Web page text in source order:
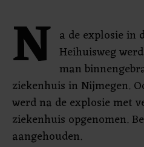
N a de explosie in
Heihuisweg
man
ziekenhuis in Nijmegen.
werd na de explosie met
ziekenhuis opgenomen.
aangehouden.